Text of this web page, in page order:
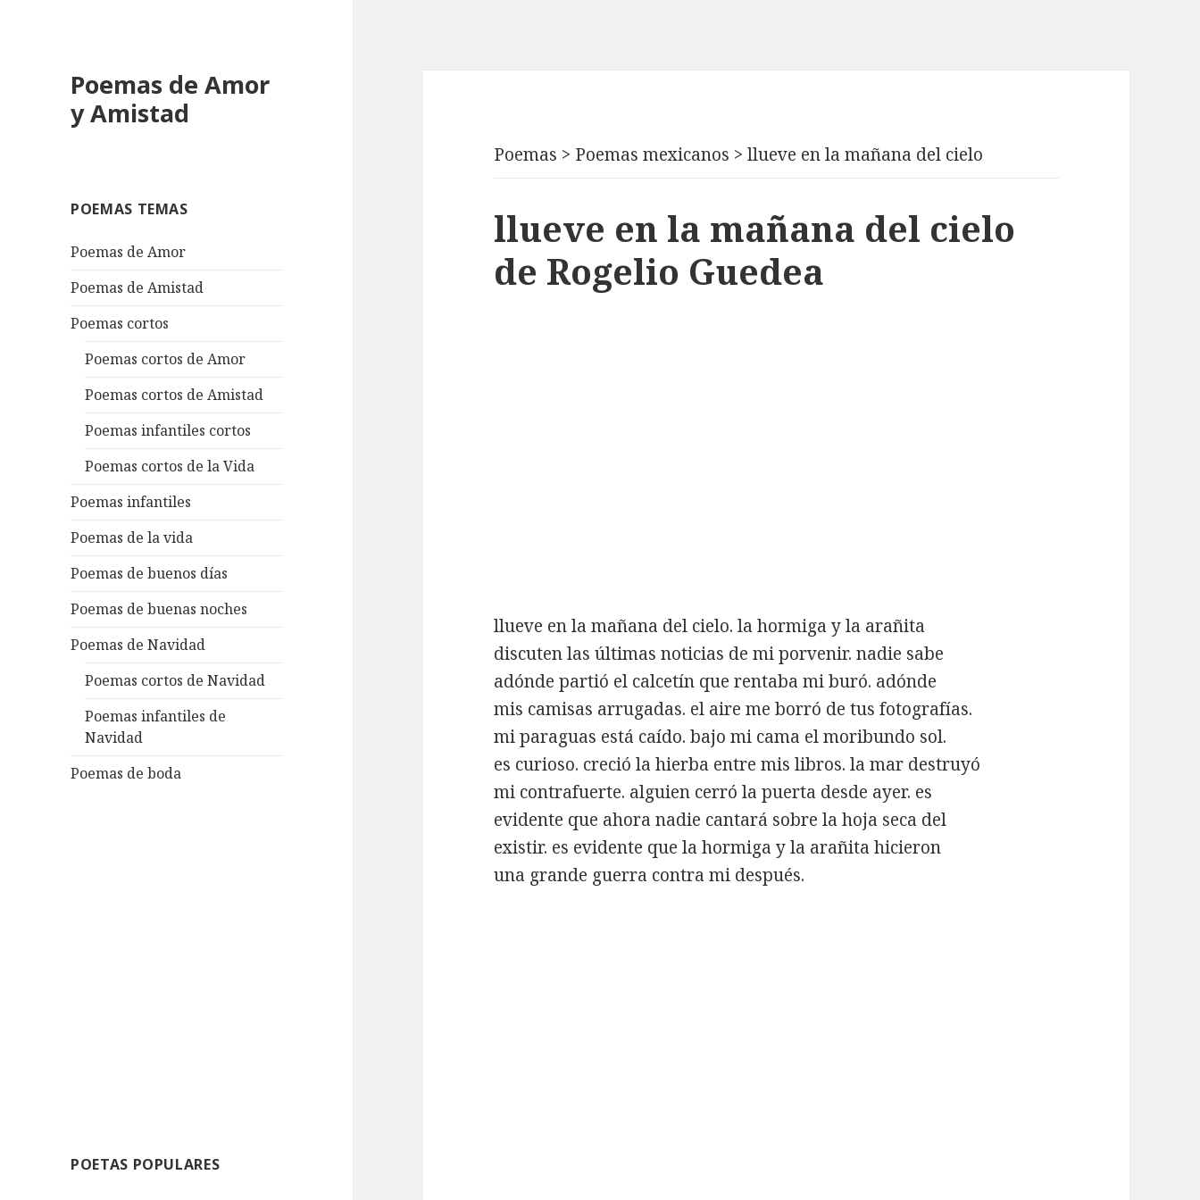
Poemas de Amor
y Amistad
POEMAS TEMAS
Poemas de Amor
Poemas de Amistad
Poemas cortos
Poemas cortos de Amor
Poemas cortos de Amistad
Poemas infantiles cortos
Poemas cortos de la Vida
Poemas infantiles
Poemas de la vida
Poemas de buenos días
Poemas de buenas noches
Poemas de Navidad
Poemas cortos de Navidad
Poemas infantiles de
Navidad
Poemas de boda
POETAS POPULARES
Poemas > Poemas mexicanos >llueve en la mañana del cielo
llueve en la mañana del cielo
de Rogelio Guedea
llueve en la mañana del cielo. la hormiga y la arañita
discuten las últimas noticias de mi porvenir. nadie sabe
adónde partió el calcetín que rentaba mi buró. adónde
mis camisas arrugadas. el aire me borró de tus fotografías.
mi paraguas está caído. bajo mi cama el moribundo sol.
es curioso. creció la hierba entre mis libros. la mar destruyó
mi contrafuerte. alguien cerró la puerta desde ayer. es
evidente que ahora nadie cantará sobre la hoja seca del
existir. es evidente que la hormiga y la arañita hicieron
una grande guerra contra mi después.